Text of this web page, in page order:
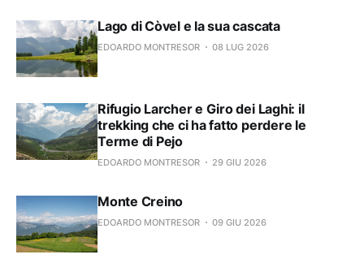
Lago di Còvel e la sua cascata
EDOARDO MONTRESOR 08 LUG 2026
Rifugio Larcher e Giro dei Laghi: il
trekking che ci ha fatto perdere le
Terme di Pejo
EDOARDO MONTRESOR 29 GIU 2026
Monte Creino
EDOARDO MONTRESOR 09 GIU 2026